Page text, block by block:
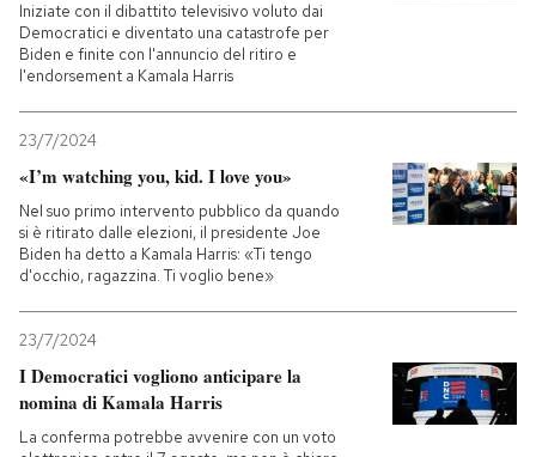
Iniziate con il dibattito televisivo voluto dai
Democratici e diventato una catastrofe per
Biden e finite con l'annuncio del ritiro e
l'endorsement a Kamala Harris
23/7/2024
«I’m watching you, kid. I love you»
Nel suo primo intervento pubblico da quando
si è ritirato dalle elezioni, il presidente Joe
Biden ha detto a Kamala Harris: «Ti tengo
d'occhio, ragazzina. Ti voglio bene»
23/7/2024
I Democratici vogliono anticipare la
nomina di Kamala Harris
La conferma potrebbe avvenire con un voto